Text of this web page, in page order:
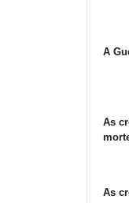
A
As
As